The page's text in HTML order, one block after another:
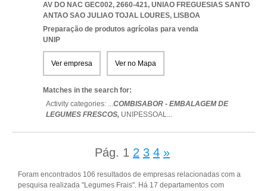
AV DO NAC GEC002, 2660-421, UNIAO FREGUESIAS SANTO
ANTAO SAO JULIAO TOJAL LOURES, LISBOA
Preparação de produtos agrícolas para venda
UNIP
Ver empresa Ver no Mapa
Matches in the search for:
Activity categories: ...COMBISABOR - EMBALAGEM DE
LEGUMES FRESCOS, UNIPESSOAL...
Pág. 1 2 3 4 »
Foram encontrados 106 resultados de empresas relacionadas com a
pesquisa realizada "Legumes Frais". Há 17 departamentos com